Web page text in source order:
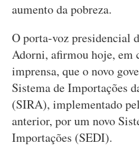
aumento da pobreza.
O porta-voz presidencial
Adorni, afirmou hoje, em
imprensa, que o novo
Sistema de Importações
(SIRA), implementado
anterior, por um novo
Importações (SEDI).